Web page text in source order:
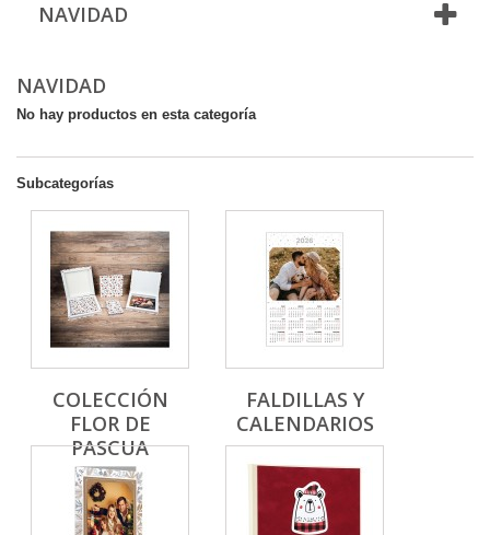
NAVIDAD
NAVIDAD
No hay productos en esta categoría
Subcategorías
COLECCIÓN
FLOR DE
PASCUA
FALDILLAS Y
CALENDARIOS